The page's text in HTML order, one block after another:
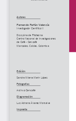
Fernando Farfán Valencia
Investigador Científico II
Disciplina de Fitotecnia
Centro Nacional de Investigaciones
de Café - Cenicafé
Manizales, Caldas, Colombia
Edición
Sandra Milena Marín López
Fotografías
Archivo Cenicafé
Diagramación
Luz Adriana Álvarez Monsalve
Imprenta
Autores